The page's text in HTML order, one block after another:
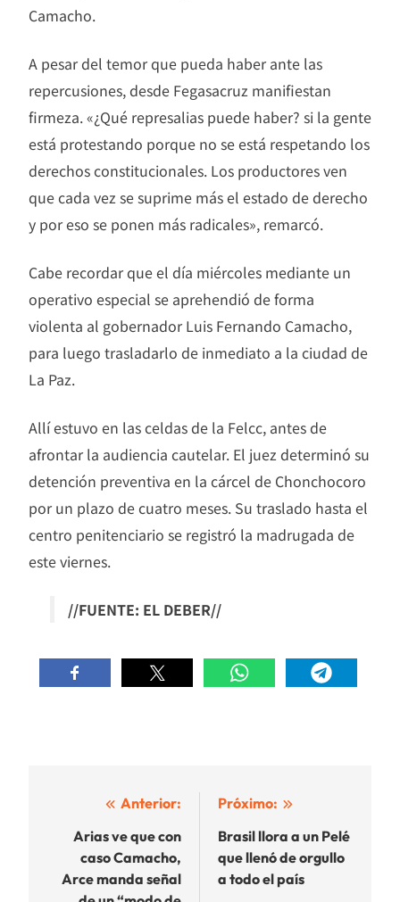
Camacho.
A pesar del temor que pueda haber ante las
repercusiones, desde Fegasacruz manifiestan
firmeza. «¿Qué represalias puede haber? si la gente
está protestando porque no se está respetando los
derechos constitucionales. Los productores ven
que cada vez se suprime más el estado de derecho
y por eso se ponen más radicales», remarcó.
Cabe recordar que el día miércoles mediante un
operativo especial se aprehendió de forma
violenta al gobernador Luis Fernando Camacho,
para luego trasladarlo de inmediato a la ciudad de
La Paz.
Allí estuvo en las celdas de la Felcc, antes de
afrontar la audiencia cautelar. El juez determinó su
detención preventiva en la cárcel de Chonchocoro
por un plazo de cuatro meses. Su traslado hasta el
centro penitenciario se registró la madrugada de
este viernes.
//FUENTE: EL DEBER//
Navegación
entradas
Anterior:
Arias ve que con
caso Camacho,
Arce manda señal
Próximo:
Brasil llora a un Pelé
que llenó de orgullo
a todo el país